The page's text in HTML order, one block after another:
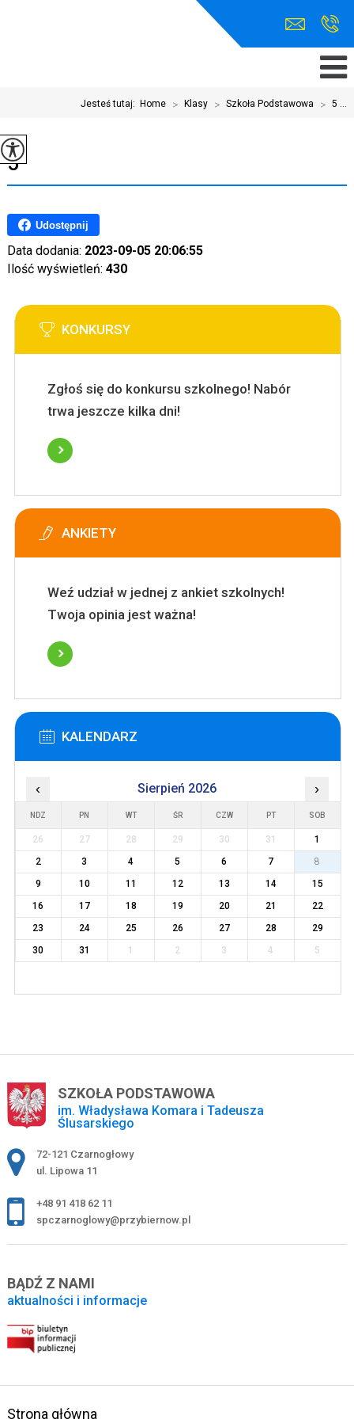
Jesteś tutaj: Home > Klasy > Szkoła Podstawowa > 5 ...
5
Udostępnij
Data dodania: 2023-09-05 20:06:55
Ilość wyświetleń: 430
KONKURSY
Zgłoś się do konkursu szkolnego! Nabór
trwa jeszcze kilka dni!
ANKIETY
Weź udział w jednej z ankiet szkolnych!
Twoja opinia jest ważna!
KALENDARZ
‹ Sierpień 2026 ›
NDZ PN WT ŚR CZW PT SOB
26 27 28 29 30 31
1
2
3 4 5 6 7
8
9
10 11 12 13 14
15
16
17 18 19 20 21
22
23
24 25 26 27 28
29
30
31 1 2 3 4 5
SZKOŁA PODSTAWOWA
im. Władysława Komara i Tadeusza
Ślusarskiego
Adres pocztowy:
72-121 Czarnogłowy
ul. Lipowa 11
+48 91 418 62 11
spczarnoglowy@przybiernow.pl
BĄDŹ Z NAMI
aktualności i informacje
Strona główna